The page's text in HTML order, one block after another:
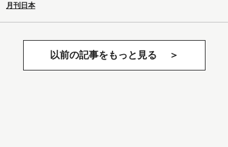
月刊日本
以前の記事をもっと見る